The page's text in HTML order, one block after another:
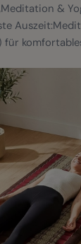
&
für